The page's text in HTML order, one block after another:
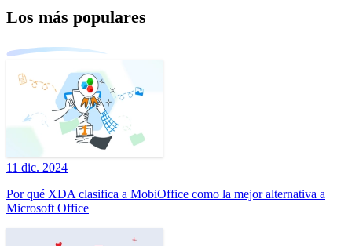
Los más populares
11 dic. 2024
Por qué XDA clasifica a MobiOffice como la mejor alternativa a
Microsoft Office